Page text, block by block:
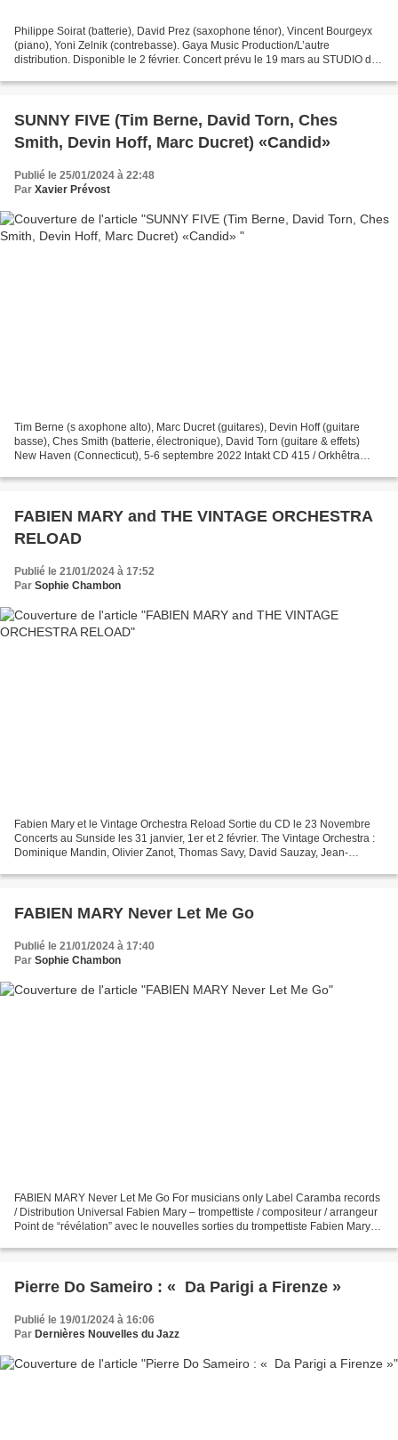
Philippe Soirat (batterie), David Prez (saxophone ténor), Vincent Bourgeyx
(piano), Yoni Zelnik (contrebasse). Gaya Music Production/L’autre
distribution. Disponible le 2 février. Concert prévu le 19 mars au STUDIO de
SUNNY FIVE (Tim Berne, David Torn, Ches
Smith, Devin Hoff, Marc Ducret) «Candid»
Publié le 25/01/2024 à 22:48
Par Xavier Prévost
Tim Berne (s axophone alto), Marc Ducret (guitares), Devin Hoff (guitare
basse), Ches Smith (batterie, électronique), David Torn (guitare & effets)
New Haven (Connecticut), 5-6 septembre 2022 Intakt CD 415 / Orkhêtra
FABIEN MARY and THE VINTAGE ORCHESTRA
RELOAD
Publié le 21/01/2024 à 17:52
Par Sophie Chambon
Fabien Mary et le Vintage Orchestra Reload Sortie du CD le 23 Novembre
Concerts au Sunside les 31 janvier, 1er et 2 février. The Vintage Orchestra :
Dominique Mandin, Olivier Zanot, Thomas Savy, David Sauzay, Jean-
FABIEN MARY Never Let Me Go
Publié le 21/01/2024 à 17:40
Par Sophie Chambon
FABIEN MARY Never Let Me Go For musicians only Label Caramba records
/ Distribution Universal Fabien Mary – trompettiste / compositeur / arrangeur
Point de “révélation” avec le nouvelles sorties du trompettiste Fabien Mary
Pierre Do Sameiro : « Da Parigi a Firenze »
Publié le 19/01/2024 à 16:06
Par Dernières Nouvelles du Jazz